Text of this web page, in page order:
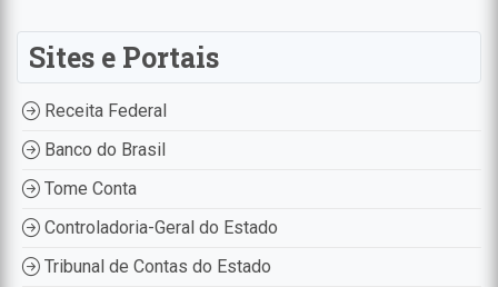
Sites e Portais
Receita Federal
Banco do Brasil
Tome Conta
Controladoria-Geral do Estado
Tribunal de Contas do Estado